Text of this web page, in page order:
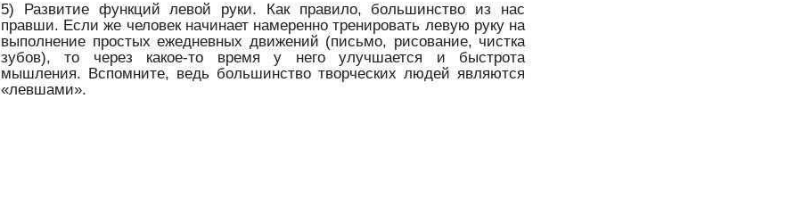
5) Развитие функций левой руки. Как правило, большинство из нас
правши. Если же человек начинает намеренно тренировать левую руку на
выполнение простых ежедневных движений (письмо, рисование, чистка
зубов), то через какое-то время у него улучшается и быстрота
мышления. Вспомните, ведь большинство творческих людей являются
«левшами».